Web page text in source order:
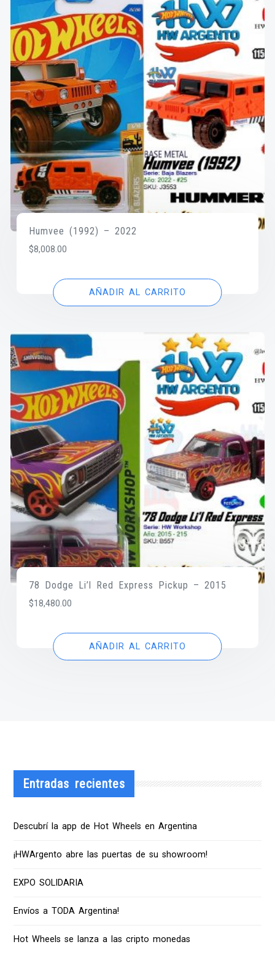
Humvee (1992) – 2022
$8,008.00
AÑADIR AL CARRITO
78 Dodge Li’l Red Express Pickup – 2015
$18,480.00
AÑADIR AL CARRITO
Entradas recientes
Descubrí la app de Hot Wheels en Argentina
¡HWArgento abre las puertas de su showroom!
EXPO SOLIDARIA
Envíos a TODA Argentina!
Hot Wheels se lanza a las cripto monedas